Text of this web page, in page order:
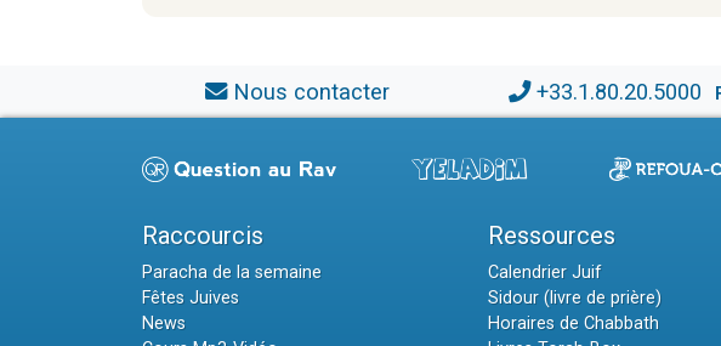
Nous contacter +33.1.80.20.5000
Raccourcis
Paracha de la semaine
Fêtes Juives
News
Ressources
Calendrier Juif
Sidour (livre de prière)
Horaires de Chabbath